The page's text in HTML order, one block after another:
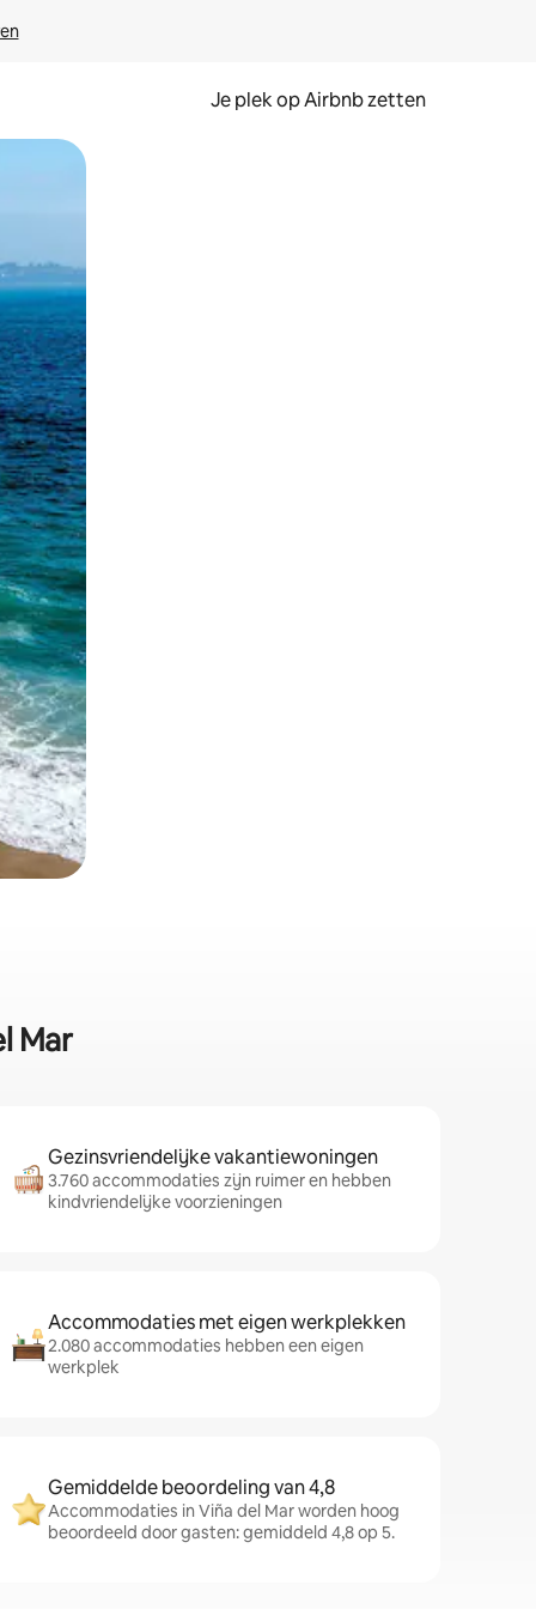
Je plek op Airbnb zetten
of swipen.
Mar
Gezinsvriendelijke vakantiewoningen
3.760 accommodaties zijn ruimer en hebben
kindvriendelijke voorzieningen
Accommodaties met eigen werkplekken
2.080 accommodaties hebben een eigen
werkplek
Gemiddelde beoordeling van 4,8
Accommodaties in Viña del Mar worden hoog
beoordeeld door gasten: gemiddeld 4,8 op 5.